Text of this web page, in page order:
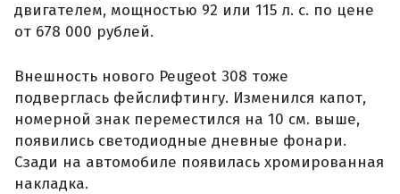
двигателем, мощностью 92 или 115 л. с. по цене
от 678 000 рублей.
Внешность нового Peugeot 308 тоже
подверглась фейслифтингу. Изменился капот,
номерной знак переместился на 10 см. выше,
появились светодиодные дневные фонари.
Сзади на автомобиле появилась хромированная
накладка.